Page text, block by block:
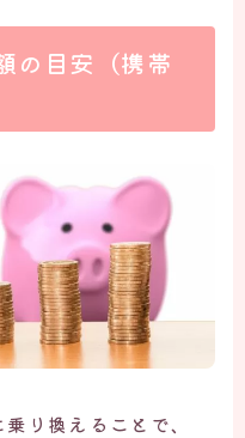
の目安（携帯
り換えることで、